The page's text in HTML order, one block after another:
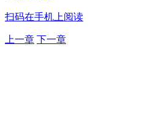
扫码在手机上阅读
上一章 下一章